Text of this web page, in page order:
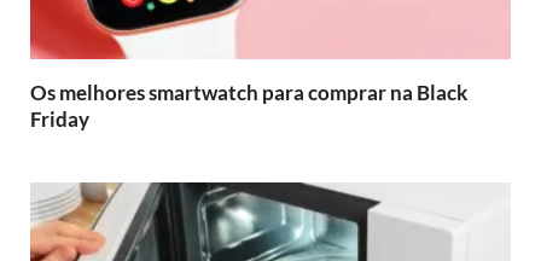
Os melhores smartwatch para comprar na Black
Friday